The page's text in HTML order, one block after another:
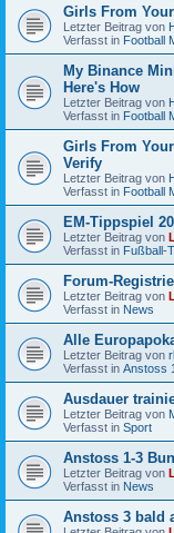
Girls From
Letzter Beitrag von
Verfasst in Football
My Binance
Here's How
Letzter Beitrag von
Verfasst in Football
Girls From
Verify
Letzter Beitrag von
Verfasst in Football
EM-Tippspiel
Letzter Beitrag von
Verfasst in Fußball-
Forum-
Letzter Beitrag von
Verfasst in News
Alle
Letzter Beitrag von
Verfasst in Anstoss
Ausdauer
Letzter Beitrag von
Verfasst in Sport
Anstoss 1-3
Letzter Beitrag von
Verfasst in News
Anstoss 3 bald